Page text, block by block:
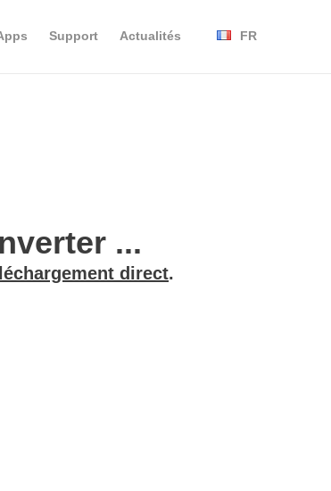
Support Actualités FR
...
direct.